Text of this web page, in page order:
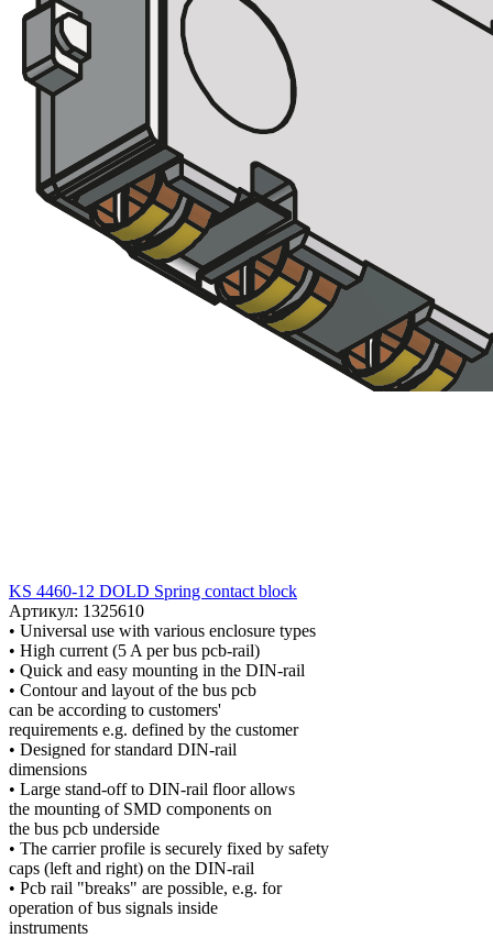
KS 4460-12 DOLD Spring contact block
Артикул: 1325610
• Universal use with various enclosure types
• High current (5 A per bus pcb-rail)
• Quick and easy mounting in the DIN-rail
• Contour and layout of the bus pcb
can be according to customers'
requirements e.g. defined by the customer
• Designed for standard DIN-rail
dimensions
• Large stand-off to DIN-rail floor allows
the mounting of SMD components on
the bus pcb underside
• The carrier profile is securely fixed by safety
caps (left and right) on the DIN-rail
• Pcb rail "breaks" are possible, e.g. for
operation of bus signals inside
instruments